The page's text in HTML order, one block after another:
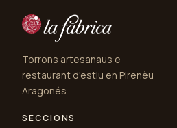
Torrons artesanaus e
restaurant d'estiu en Pirenèu
Aragonés.
SECCIONS